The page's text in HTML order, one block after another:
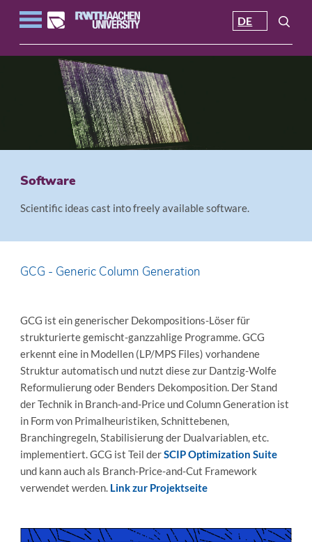
DE
Software
Scientific ideas cast into freely available software.
GCG - Generic Column Generation
GCG ist ein generischer Dekompositions-Löser für
strukturierte gemischt-ganzzahlige Programme. GCG
erkennt eine in Modellen (LP/MPS Files) vorhandene
Struktur automatisch und nutzt diese zur Dantzig-Wolfe
Reformulierung oder Benders Dekomposition. Der Stand
der Technik in Branch-and-Price und Column Generation ist
in Form von Primalheuristiken, Schnittebenen,
Branchingregeln, Stabilisierung der Dualvariablen, etc.
implementiert. GCG ist Teil derSCIP Optimization Suite
und kann auch als Branch-Price-and-Cut Framework
verwendet werden. Link zur Projektseite